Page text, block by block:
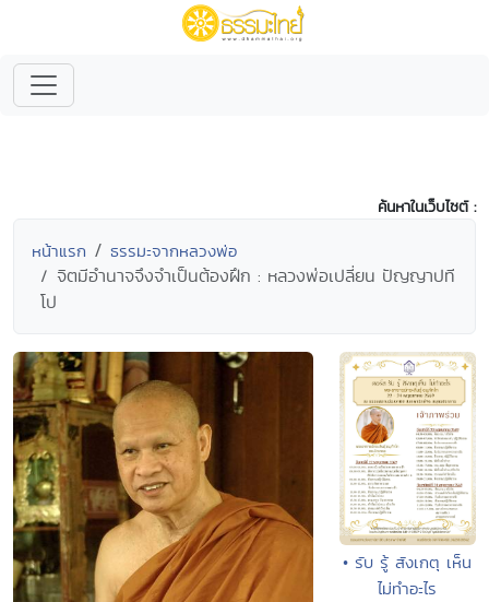
ค้นหาในเว็บไซต์ :
หน้าแรก ธรรมะจากหลวงพ่อ
จิตมีอำนาจจึงจำเป็นต้องฝึก : หลวงพ่อเปลี่ยน ปัญญาปที
โป
• รับ รู้ สังเกตุ เห็น
ไม่ทำอะไร